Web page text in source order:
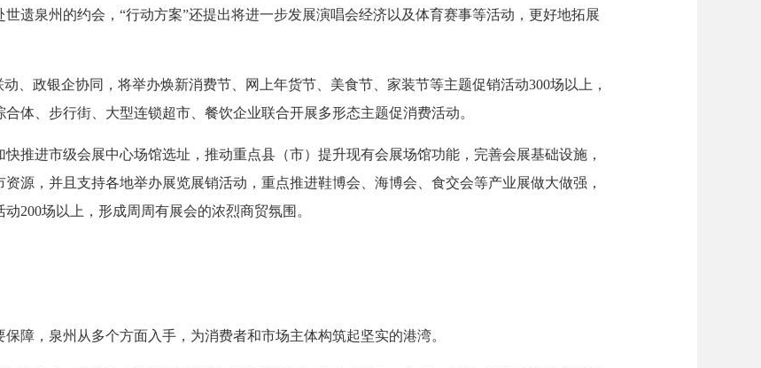
遗泉州的约会，“行动方案”还提出将进一步发展演唱会经济以及体育赛事等活动，更好地拓展
政银企协同，将举办焕新消费节、网上年货节、美食节、家装节等主题促销活动300场以上，
体、步行街、大型连锁超市、餐饮企业联合开展多形态主题促消费活动。
进市级会展中心场馆选址，推动重点县（市）提升现有会展场馆功能，完善会展基础设施，
源，并且支持各地举办展览展销活动，重点推进鞋博会、海博会、食交会等产业展做大做强，
200场以上，形成周周有展会的浓烈商贸氛围。
，泉州从多个方面入手，为消费者和市场主体构筑起坚实的港湾。